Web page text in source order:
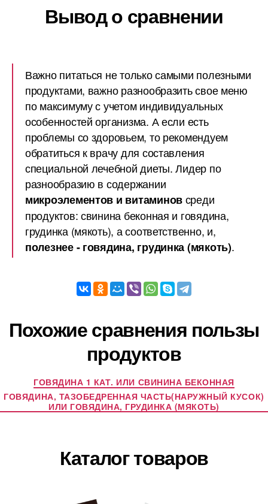
Вывод о сравнении
Важно питаться не только самыми полезными
продуктами, важно разнообразить свое меню
по максимуму с учетом индивидуальных
особенностей организма. А если есть
проблемы со здоровьем, то рекомендуем
обратиться к врачу для составления
специальной лечебной диеты. Лидер по
разнообразию в содержании
микроэлементов и витаминовсреди
продуктов: свинина беконная и говядина,
грудинка (мякоть), а соответственно, и,
полезнее - говядина, грудинка (мякоть).
Похожие сравнения пользы
продуктов
ГОВЯДИНА 1 КАТ. ИЛИ СВИНИНА БЕКОННАЯ
ГОВЯДИНА, ТАЗОБЕДРЕННАЯ ЧАСТЬ(НАРУЖНЫЙ КУСОК)
ИЛИ ГОВЯДИНА, ГРУДИНКА (МЯКОТЬ)
Каталог товаров